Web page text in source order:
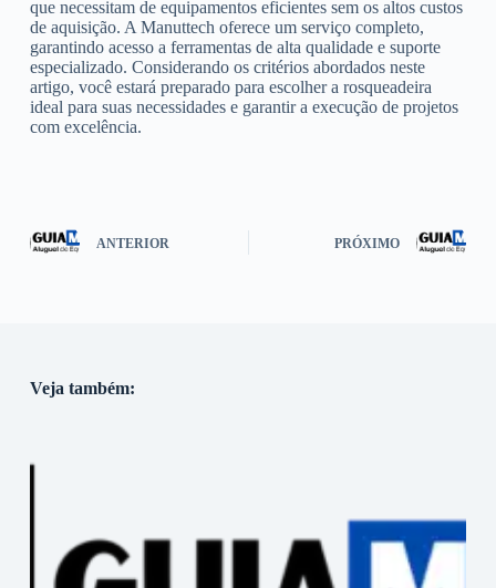
que necessitam de equipamentos eficientes sem os altos custos
de aquisição. A Manuttech oferece um serviço completo,
garantindo acesso a ferramentas de alta qualidade e suporte
especializado. Considerando os critérios abordados neste
artigo, você estará preparado para escolher a rosqueadeira
ideal para suas necessidades e garantir a execução de projetos
com excelência.
ANTERIOR PRÓXIMO
Veja também: